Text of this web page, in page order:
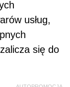
usług,
się do